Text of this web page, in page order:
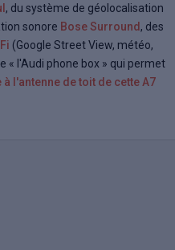
, du système de géolocalisation
sonore Bose Surround , des
(Google Street View, météo,
« l'Audi phone box » qui permet
l'antenne de toit de cette A7